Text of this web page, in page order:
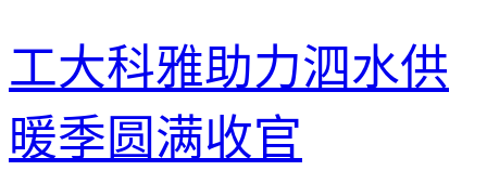
工大科雅助力泗水供
暖季圆满收官